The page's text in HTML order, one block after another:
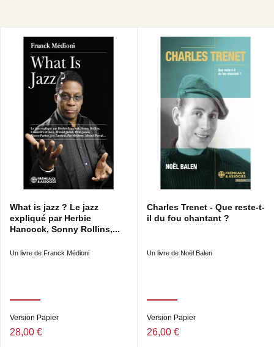
What is jazz ? Le jazz
expliqué par Herbie
Hancock, Sonny Rollins,...
Un livre de Franck Médioni
Version Papier
28,00 €
Charles Trenet - Que reste-t-
il du fou chantant ?
Un livre de Noël Balen
Version Papier
26,00 €